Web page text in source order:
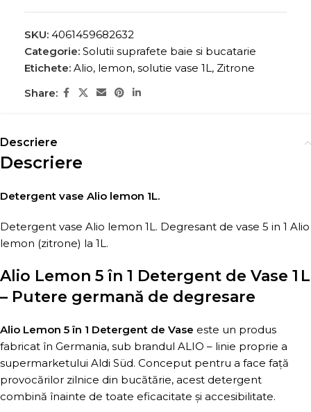
SKU: 4061459682632
Categorie: Solutii suprafete baie si bucatarie
Etichete: Alio, lemon, solutie vase 1L, Zitrone
Share:
Descriere
Descriere
Detergent vase Alio lemon 1L.
Detergent vase Alio lemon 1L. Degresant de vase 5 in 1 Alio
lemon (zitrone) la 1L.
Alio Lemon 5 în 1 Detergent de Vase 1 L
– Putere germană de degresare
Alio Lemon 5 în 1 Detergent de Vase este un produs
fabricat în Germania, sub brandul ALIO – linie proprie a
supermarketului Aldi Süd. Conceput pentru a face față
provocărilor zilnice din bucătărie, acest detergent
combină înainte de toate eficacitate și accesibilitate.